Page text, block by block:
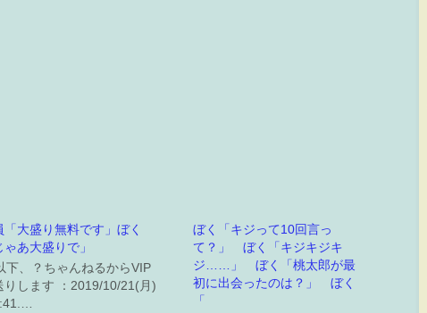
「大盛り無料です」ぼく
ゃあ大盛りで」
下、？ちゃんねるからVIP
りします ：2019/10/21(月)
ぼく「キジって10回言っ
て？」 ぼく「キジキジキ
ジ……」 ぼく「桃太郎が最
初に出会ったのは？」 ぼく
「